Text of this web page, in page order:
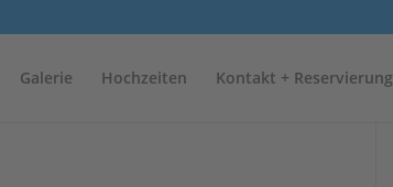
Galerie Hochzeiten Kontakt + Reservierung